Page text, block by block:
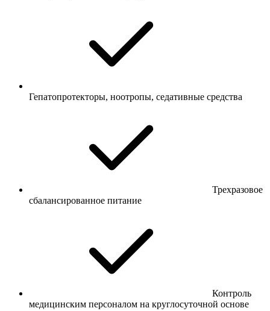
Гепатопротекторы, ноотропы, седативные средства
Трехразовое
сбалансированное питание
Контроль
медицинским персоналом на круглосуточной основе